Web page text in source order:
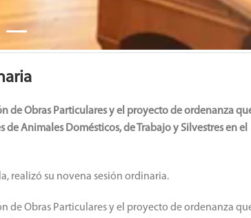
de Obras Particulares y el proyecto de ordenanza
Animales Domésticos, de Trabajo y Silvestres en el
realizó su novena sesión ordinaria.
de Obras Particulares y el proyecto de ordenanza